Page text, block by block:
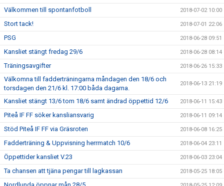
Välkommen till spontanfotboll 2018-07-02 10:00
Stort tack! 2018-07-01 22:06
PSG 2018-06-28 09:51
Kansliet stängt fredag 29/6 2018-06-28 08:14
Träningsavgifter 2018-06-26 15:33
Välkomna till fadderträningarna måndagen den 18/6 och
torsdagen den 21/6 kl. 17:00 båda dagarna.
2018-06-13 21:19
Kansliet stängt 13/6 tom 18/6 samt ändrad öppettid 12/6 2018-06-11 15:43
Piteå IF FF söker kansliansvarig 2018-06-11 09:14
Stöd Piteå IF FF via Gräsroten 2018-06-08 16:25
Fadderträning & Uppvisning herrmatch 10/6 2018-06-04 23:11
Öppettider kansliet V.23 2018-06-03 23:04
Ta chansen att tjäna pengar till lagkassan 2018-05-25 18:05